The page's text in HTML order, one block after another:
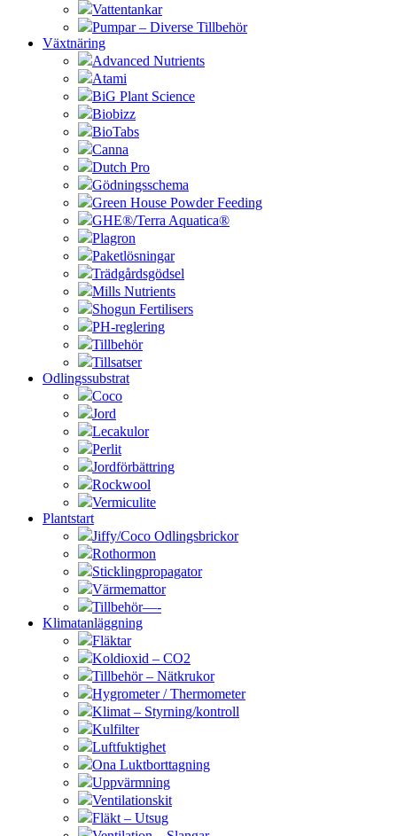
Vattentankar
Pumpar – Diverse Tillbehör
Växtnäring
Advanced Nutrients
Atami
BiG Plant Science
Biobizz
BioTabs
Canna
Dutch Pro
Gödningsschema
Green House Powder Feeding
GHE®/Terra Aquatica®
Plagron
Paketlösningar
Trädgårdsgödsel
Mills Nutrients
Shogun Fertilisers
PH-reglering
Tillbehör
Tillsatser
Odlingssubstrat
Coco
Jord
Lecakulor
Perlit
Jordförbättring
Rockwool
Vermiculite
Plantstart
Jiffy/Coco Odlingsbrickor
Rothormon
Sticklingpropagator
Värmemattor
Tillbehör—-
Klimatanläggning
Fläktar
Koldioxid – CO2
Tillbehör – Nätkrukor
Hygrometer / Thermometer
Klimat – Styrning/kontroll
Kulfilter
Luftfuktighet
Ona Luktborttagning
Uppvärmning
Ventilationskit
Fläkt – Utsug